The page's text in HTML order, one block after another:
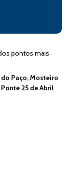
pontos mais
Paço, Mosteiro
25 de Abril